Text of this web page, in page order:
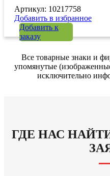
Артикул: 10217758
Добавить в избранное
Добавить к
заказу
Все товарные знаки и
упомянутые
исключительно
ГДЕ НАС